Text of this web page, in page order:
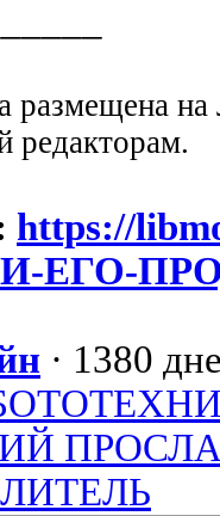
размещена на
редакторам.
https://
ЕГО-
· 1380